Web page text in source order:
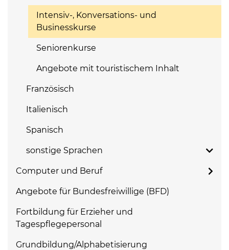
Intensiv-, Konversations- und
Businesskurse
Seniorenkurse
Angebote mit touristischem Inhalt
Französisch
Italienisch
Spanisch
sonstige Sprachen
Computer und Beruf
Angebote für Bundesfreiwillige (BFD)
Fortbildung für Erzieher und
Tagespflegepersonal
Grundbildung/Alphabetisierung